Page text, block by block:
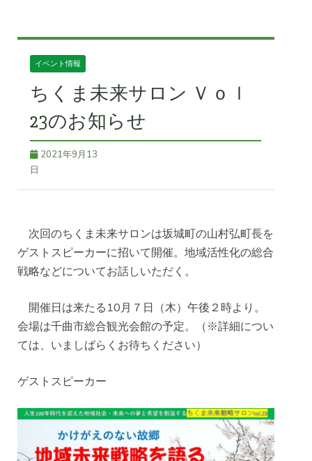
イベント情報
ちくま未来サロン Ｖｏｌ
23のお知らせ
2021年9月13
日
次回のちくま未来サロンは坂城町の山村弘町長を
ゲストスピーカーに招いて開催。地域活性化の総合
戦略などについてお話しいただく。
開催日は来たる10月７日（木）午後２時より。
会場は千曲市総合観光会館の予定。（※詳細につい
ては、いましばらくお待ちください）
ゲストスピーカー